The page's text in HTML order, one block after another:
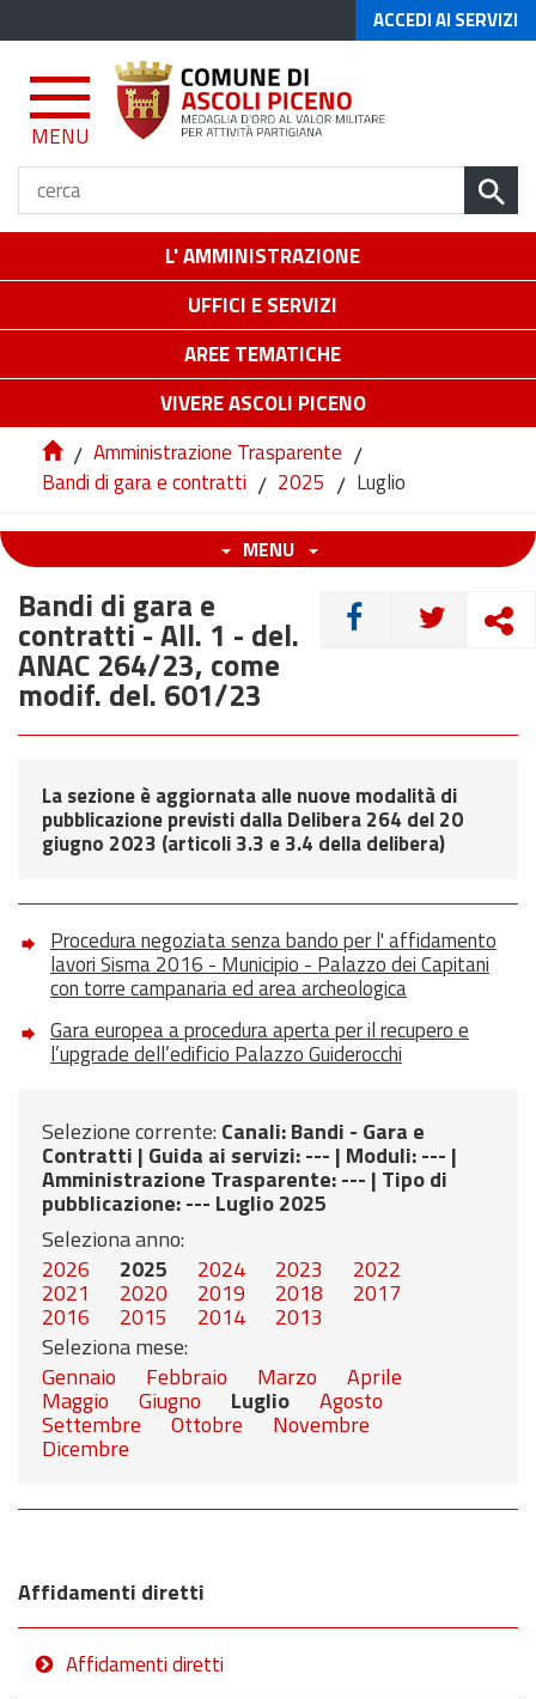
ACCEDI AI SERVIZI
MENU
L' AMMINISTRAZIONE
UFFICI E SERVIZI
AREE TEMATICHE
VIVERE ASCOLI PICENO
/ Amministrazione Trasparente /
Bandi di gara e contratti / 2025 / Luglio
MENU
CONDIVIDI
Bandi di gara e
contratti - All. 1 - del.
ANAC 264/23, come
modif. del. 601/23
La sezione è aggiornata alle nuove modalità di
pubblicazione previsti dalla Delibera 264 del 20
giugno 2023 (articoli 3.3 e 3.4 della delibera)
Procedura negoziata senza bando per l' affidamento
lavori Sisma 2016 - Municipio - Palazzo dei Capitani
con torre campanaria ed area archeologica
Gara europea a procedura aperta per il recupero e
l’upgrade dell’edificio Palazzo Guiderocchi
Selezione corrente: Canali: Bandi - Gara e
Contratti | Guida ai servizi: --- | Moduli: --- |
Amministrazione Trasparente: --- | Tipo di
pubblicazione: --- Luglio 2025
Seleziona anno:
2026
2025 2024 2023 2022
2021 2020 2019 2018 2017
2016 2015 2014
2013
Seleziona mese:
Gennaio
Febbraio Marzo Aprile
Maggio Giugno Luglio Agosto
Settembre Ottobre Novembre
Dicembre
Affidamenti diretti
Affidamenti diretti